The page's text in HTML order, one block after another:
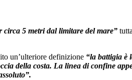
circa 5 metri dal limitare del mare”
un’ulteriore definizione “la battigia è
della costa. La linea di confine